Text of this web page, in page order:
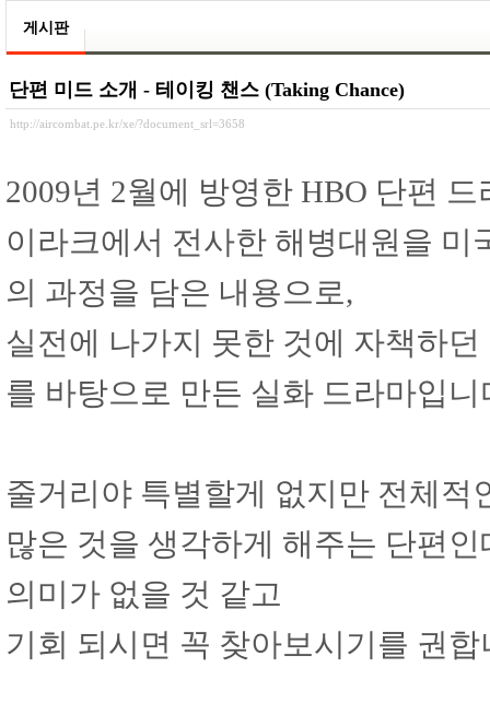
게시판
단편 미드 소개 - 테이킹 챈스 (Taking Chance)
http://aircombat.pe.kr/xe/?document_srl=3658
2009년 2월에 방영한 HBO 단편
이라크에서 전사한 해병대원을
의 과정을 담은 내용으로,
실전에 나가지 못한 것에 자책하
를 바탕으로 만든 실화 드라마입니
줄거리야 특별할게 없지만 전체
많은 것을 생각하게 해주는 단편
의미가 없을 것 같고
기회 되시면 꼭 찾아보시기를 권합